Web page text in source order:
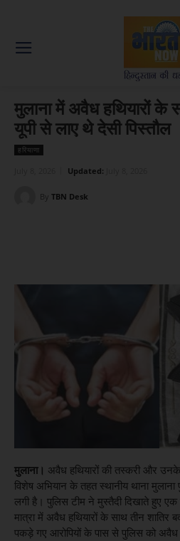
मुलाना में अवैध हथियारों के
यूपी से लाए थे देसी पिस्तौल
हरियाणा
Updated:
By TBN Desk
मुलाना। अवैध हथियारों की तस्करी और
विशेष अभियान के तहत स्थानीय थाना
लगी है। पुलिस टीम ने मुस्तैदी दिखाते हुए
मात्रा में अवैध हथियारों के साथ तीन शातिर
पकड़े गए आरोपियों के पास से पुलिस को